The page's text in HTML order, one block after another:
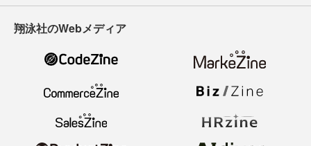
翔泳社のWebメディア